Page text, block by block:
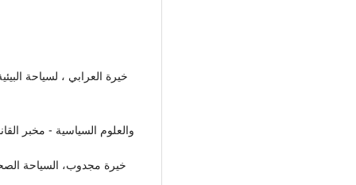
والعلوم السياسية - مخبر